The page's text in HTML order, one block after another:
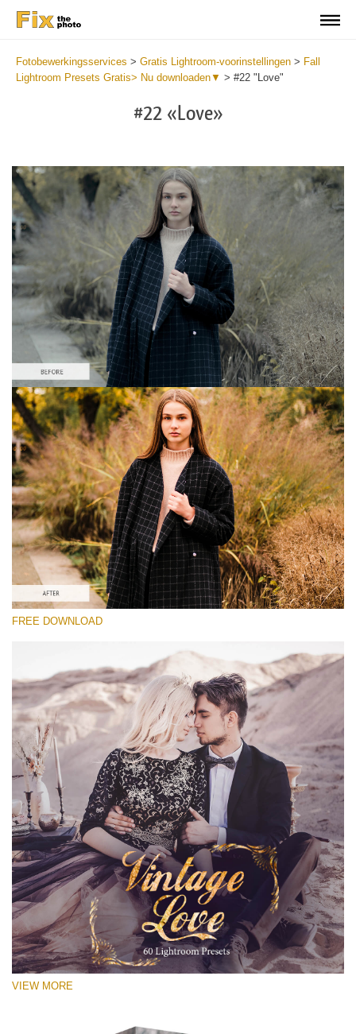
Fotobewerkingsservices > Gratis Lightroom-voorinstellingen > Fall
Lightroom Presets Gratis> Nu downloaden▼ > #22 "Love"
#22 «Love»
Please select
Lightroom Fall Preset #22
Vintage Love
(60 Lr Presets)
Luxe Wedding
(230 Lr Presets)
Entire Collection
(2067 Lr Presets)
Free download
FREE DOWNLOAD
VIEW MORE